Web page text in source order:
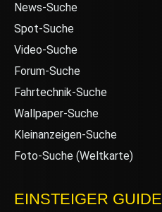
News-Suche
Spot-Suche
Video-Suche
Forum-Suche
Fahrtechnik-Suche
Wallpaper-Suche
Kleinanzeigen-Suche
Foto-Suche (Weltkarte)
EINSTEIGER GUIDE